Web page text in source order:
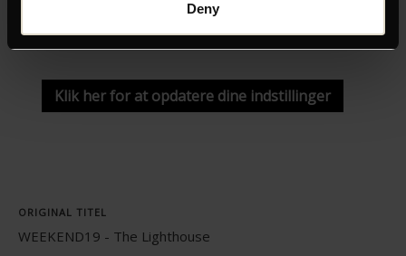
Deny
Klik her for at opdatere dine indstillinger
ORIGINAL TITEL
WEEKEND19 - The Lighthouse